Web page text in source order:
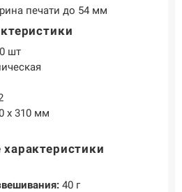
печати до 54 мм
шт
x 310 мм
40 г